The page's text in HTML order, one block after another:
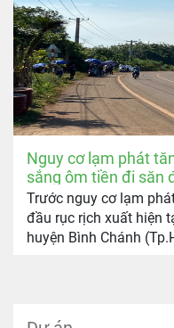
Nguy cơ lạm phát
sắng ôm tiền đi săn
Trước nguy cơ lạm
đầu rục rịch xuất hiện
huyện Bình Chánh